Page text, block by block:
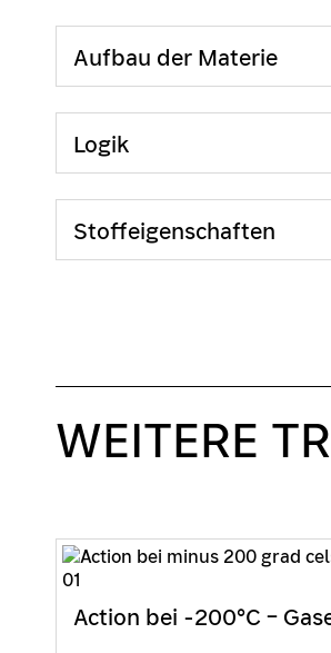
Aufbau der Materie
Logik
Stoffeigenschaften
WEITERE
Action bei -200°C –